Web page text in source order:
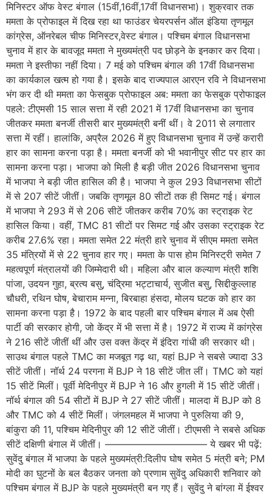
मिनिस्टर ऑफ वेस्ट बंगाल (15वीं,16वीं,17वीं विधानसभा)। शुक्रवार तक
ममता के प्रोफाइल में दिख रहा था फाउंडर चेयरपर्सन ऑल इंडिया तृणमूल
कांग्रेस, ऑनरेबल चीफ मिनिस्टर,वेस्ट बंगाल। पश्चिम बंगाल विधानसभा
चुनाव में हार के बावजूद ममता ने मुख्यमंत्री पद छोड़ने के इनकार कर दिया।
ममता ने इस्तीफा नहीं दिया। 7 मई को पश्चिम बंगाल की 17वीं विधानसभा
का कार्यकाल खत्म हो गया है। इसके बाद राज्यपाल आरएन रवि ने विधानसभा
भंग कर दी थी ममता का फेसबुक प्रोफाइल अब: ममता का फेसबुक प्रोफाइल
पहले: टीएमसी 15 साल सत्ता में रही 2021 में 17वीं विधानसभा का चुनाव
जीतकर ममता बनर्जी तीसरी बार मुख्यमंत्री बनीं थीं। वे 2011 से लगातार
सत्ता में रहीं। हालांकि, अप्रैल 2026 में हुए विधानसभा चुनाव में उन्हें करारी
हार का सामना करना पड़ा है। ममता बनर्जी को भी भवानीपुर सीट पर हार का
सामना करना पड़ा। भाजपा को मिली है बड़ी जीत 2026 विधानसभा चुनाव
में भाजपा ने बड़ी जीत हासिल की है। भाजपा ने कुल 293 विधानसभा सीटों
में से 207 सीटें जीतीं। जबकि तृणमूल 80 सीटों तक ही सिमट गई। बंगाल
में भाजपा ने 293 में से 206 सीटें जीतकर करीब 70% का स्ट्राइक रेट
हासिल किया। वहीं, TMC 81 सीटों पर सिमट गई और उसका स्ट्राइक रेट
करीब 27.6% रहा। ममता समेत 22 मंत्री हारे चुनाव में सीएम ममता समेत
35 मंत्रियों में से 22 चुनाव हार गए। ममता के पास होम मिनिस्ट्री समेत 7
महत्वपूर्ण मंत्रालयों की जिम्मेदारी थी। महिला और बाल कल्याण मंत्री शशि
पांजा, उदयन गुहा, ब्रत्य बसु, चंद्रिमा भट्टाचार्य, सुजीत बसु, सिद्दीकुल्लाह
चौधरी, रथिन घोष, बेचाराम मन्ना, बिरबाहा हंसदा, मोलय घटक को हार का
सामना करना पड़ा है। 1972 के बाद पहली बार पश्चिम बंगाल में अब ऐसी
पार्टी की सरकार होगी, जो केंद्र में भी सत्ता में है। 1972 में राज्य में कांग्रेस
ने 216 सीटें जीतीं थीं और उस वक्त केंद्र में इंदिरा गांधी की सरकार थी।
साउथ बंगाल पहले TMC का मजबूत गढ़ था, यहां BJP ने सबसे ज्यादा 33
सीटें जीतीं। नॉर्थ 24 परगना में BJP ने 18 सीटें जीत लीं। TMC को यहां
15 सीटें मिलीं। पूर्वी मेदिनीपुर में BJP ने 16 और हुगली में 15 सीटें जीतीं।
नॉर्थ बंगाल की 54 सीटों में BJP ने 27 सीटें जीतीं। मालदा में BJP को 8
और TMC को 4 सीटें मिलीं। जंगलमहल में भाजपा ने पुरुलिया की 9,
बांकुरा की 11, पश्चिम मेदिनीपुर की 12 सीटें जीतीं। टीएमसी ने सबसे अधिक
सीटें दक्षिणी बंगाल में जीतीं। ——————————– ये खबर भी पढ़ें:
सुवेंदु बंगाल में भाजपा के पहले मुख्यमंत्री:दिलीप घोष समेत 5 मंत्री बने; PM
मोदी का घुटनों के बल बैठकर जनता को प्रणाम सुवेंदु अधिकारी शनिवार को
पश्चिम बंगाल में BJP के पहले मुख्यमंत्री बन गए हैं। सुवेंदु ने बांग्ला में ईश्वर